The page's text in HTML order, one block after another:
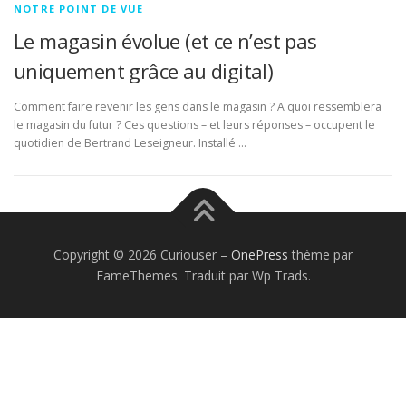
NOTRE POINT DE VUE
Le magasin évolue (et ce n’est pas
uniquement grâce au digital)
Comment faire revenir les gens dans le magasin ? A quoi ressemblera
le magasin du futur ? Ces questions – et leurs réponses – occupent le
quotidien de Bertrand Leseigneur. Installé …
Copyright © 2026 Curiouser – OnePress thème par
FameThemes. Traduit par Wp Trads.